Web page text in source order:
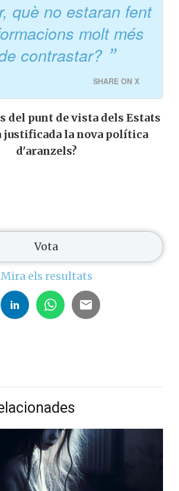
què no estaran fent
molt més
contrastar?
SHARE ON X
del punt de vista dels Estats
justificada la nova política
d'aranzels?
Mira els resultats